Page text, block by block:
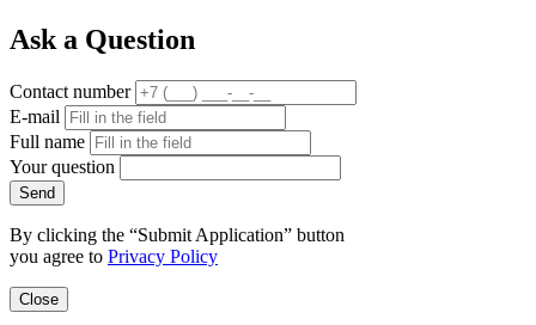
Ask a Question
Contact number
E-mail
Full name
Your question
Send
By clicking the “Submit Application” button
you agree to Privacy Policy
Close